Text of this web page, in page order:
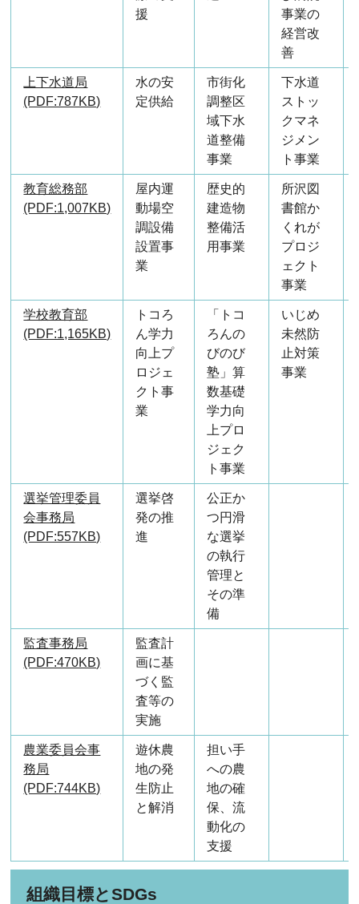
援
事業の
経営改
善
上下水道局
(PDF:787KB)
水の安
定供給
市街化
調整区
域下水
道整備
事業
下水道
ストッ
クマネ
ジメン
ト事業
教育総務部
(PDF:1,007KB)
屋内運
動場空
調設備
設置事
業
歴史的
建造物
整備活
用事業
所沢図
書館か
くれが
プロジ
ェクト
事業
学校教育部
(PDF:1,165KB)
トコろ
ん学力
向上プ
ロジェ
クト事
業
「トコ
ろんの
びのび
塾」算
数基礎
学力向
上プロ
ジェク
ト事業
いじめ
未然防
止対策
事業
選挙管理委員
会事務局
(PDF:557KB)
選挙啓
発の推
進
公正か
つ円滑
な選挙
の執行
管理と
その準
備
監査事務局
(PDF:470KB)
監査計
画に基
づく監
査等の
実施
農業委員会事
務局
(PDF:744KB)
遊休農
地の発
生防止
と解消
担い手
への農
地の確
保、流
動化の
支援
組織目標とSDGs